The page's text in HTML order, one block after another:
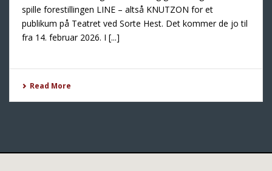
spille forestillingen LINE – altså KNUTZON for et
publikum på Teatret ved Sorte Hest. Det kommer de jo til
fra 14. februar 2026. I [...]
Read More